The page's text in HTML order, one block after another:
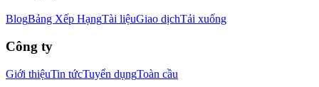
BlogBảng Xếp HạngTài liệuGiao dịchTải xuống
Công ty
Giới thiệuTin tứcTuyển dụngToàn cầu